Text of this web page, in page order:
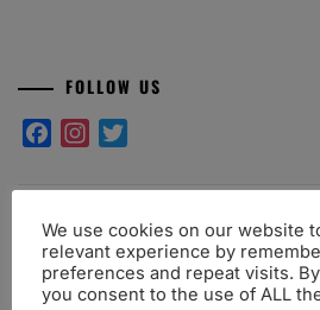
FOLLOW US
FacebookInstagram
PROSSIMI EVENTI
We use cookies on our website
relevant experience by
preferences and repeat visits.
you consent to the use of ALL